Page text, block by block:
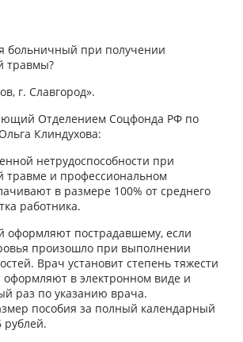
больничный при получении
травмы?
г. Славгород».
Отделением Соцфонда РФ по
Клиндухова:
нетрудоспособности при
травме и профессиональном
в размере 100% от среднего
работника.
оформляют пострадавшему, если
произошло при выполнении
Врач установит степень тяжести
в электронном виде и
раз по указанию врача.
пособия за полный календарный
рублей.